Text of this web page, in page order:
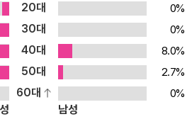
활글(일기), 주장글, 독후감상글 등 학교
니다! 힌트 단어로 쓰기, 줄
바퀴 쓰기, 글 대화 등 오현선 작가의 가
모아 제시해 정말 술술 글쓰기가 돼요. 한
, 문단들이 모여 한 편의 글까지! 두려웠
는 마법 같은 글쓰기 시간을 가져 보세요.
20대
0%
30대
0%
40대
8.0%
50대
2.7%
60대
0%
남성